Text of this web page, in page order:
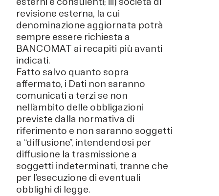
revisione esterna, la cui
denominazione aggiornata potrà
sempre essere richiesta a
BANCOMAT ai recapiti più avanti
indicati.
Fatto salvo quanto sopra
affermato, i Dati non saranno
comunicati a terzi se non
nell’ambito delle obbligazioni
previste dalla normativa di
riferimento e non saranno soggetti
a “diffusione”, intendendosi per
diffusione la trasmissione a
soggetti indeterminati, tranne che
per l’esecuzione di eventuali
obblighi di legge.